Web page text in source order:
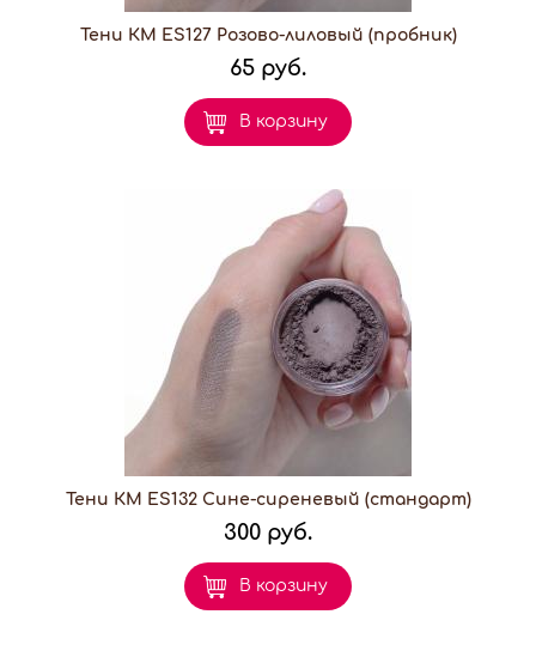
Тени КМ ES127 Розово-лиловый (пробник)
65 руб.
В корзину
Тени КМ ES132 Сине-сиреневый (стандарт)
300 руб.
В корзину